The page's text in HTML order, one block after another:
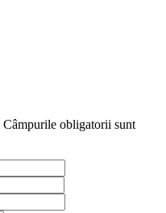
Câmpurile obligatorii sunt